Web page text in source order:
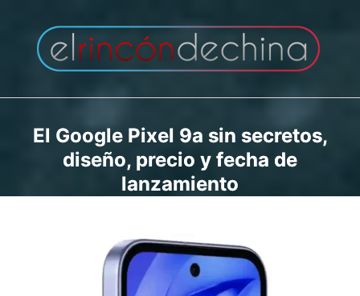
contenido
El Google Pixel 9a sin secretos,
diseño, precio y fecha de
lanzamiento